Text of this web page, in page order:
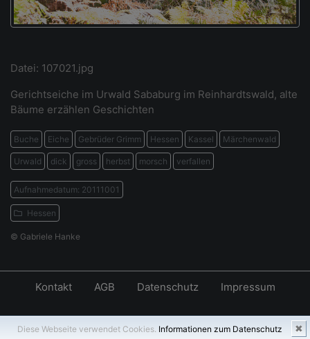
Diese Webseite verwendet Cookies. Informationen zum Datenschutz ✖
Datei: 107021.jpg
Gerichtseiche im Urwald Sababurg im Reinhardtswald, alte
Bäume erzählen Geschichten
Buche Eiche Gebrüder Grimm Hessen Kassel Märchenwald
Urwald dick gross herbst morsch verfallen
Aufnahmedatum: 20111001
Hessen
© Gabriele Hanke
Kontakt AGB Datenschutz Impressum